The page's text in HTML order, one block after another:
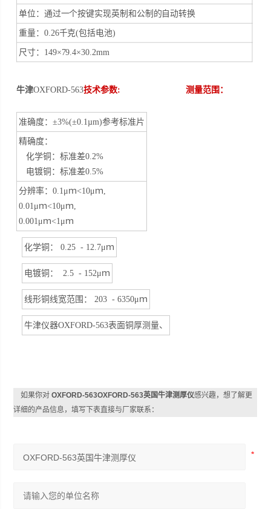
单位：通过一个按键实现英制和公制的自动转换
重量：0.26千克(包括电池)
尺寸： 149×79.4×30.2mm
牛津OXFORD-563技术参数: 测量范围：
准确度：±3%(±0.1µm)参考标准片
精确度：
化学铜：标准差0.2%
电镀铜：标准差0.5%
分辨率：0.1μｍ<10μｍ,
0.01μｍ<10μｍ,
0.001μｍ<1μｍ
化学铜： 0.25 - 12.7μｍ
电镀铜： 2.5 - 152μｍ
线形铜线宽范围： 203 - 6350μｍ
牛津仪器OXFORD-563表面铜厚测量、
如果你对OXFORD-563OXFORD-563英国牛津测厚仪感兴趣，想了解更
详细的产品信息，填写下表直接与厂家联系：